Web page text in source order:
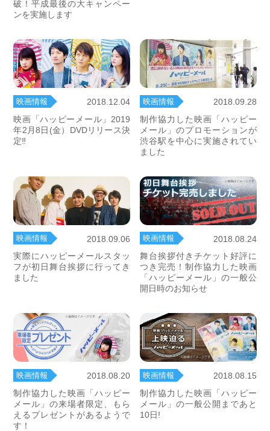
破！平成最後の大キャンペー
ンを実施します
映画情報
2018.12.04
映画「ハッピーメール」2019
年2月8日(金）DVDリリース決
定‼
映画情報
2018.09.28
制作協力した映画「ハッピー
メール」のプロモーションが
渋谷駅を中心に実施されてい
ました
映画情報
2018.09.06
実際にハッピーメールスタッ
フが初日舞台挨拶に行ってき
ました
映画情報
2018.08.24
舞台挨拶付きチケット好評に
つき完売！制作協力した映画
「ハッピーメール」の一般公
開日時のお知らせ
映画情報
2018.08.20
制作協力した映画「ハッピー
メール」の来場者限定、もら
えるプレゼントがあるようで
す！
映画情報
2018.08.15
制作協力した映画「ハッピー
メール」の一般公開まであと
10日!